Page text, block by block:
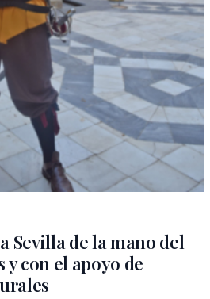
Sevilla de la mano del
con el apoyo de